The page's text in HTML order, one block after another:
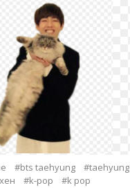
#bts taehyung
#taehyung
#k-pop #k pop